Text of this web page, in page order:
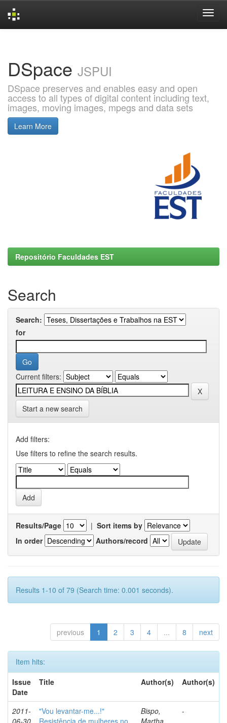
DSpace JSPUI
DSpace preserves and enables easy and open
access to all types of digital content including text,
images, moving images, mpegs and data sets
Learn More
Repositório Faculdades EST
Search
Search:
for
Current filters:
Start a new search
Add filters:
Use filters to refine the search results.
Results/Page | Sort items by
In order
Authors/record
Results 1-10 of 79 (Search time: 0.001 seconds).
previous 1 2 3 4 ... 8 next
Item hits:
Issue
Date
Title Author(s) Author(s)
2011-
06-30
"Vou levantar-me...!"
Resistência de mulheres no
Bispo,
Martha
-